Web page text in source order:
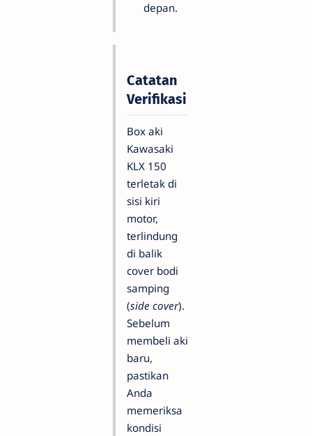
depan.
Catatan
Verifikasi
Box aki
Kawasaki
KLX 150
terletak di
sisi kiri
motor,
terlindung
di balik
cover bodi
samping
(side cover).
Sebelum
membeli aki
baru,
pastikan
Anda
memeriksa
kondisi